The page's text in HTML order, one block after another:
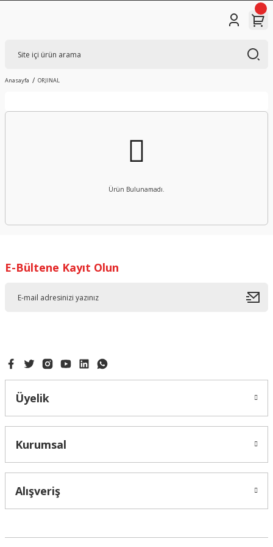
Anasayfa ORJINAL
Ürün Bulunamadı.
E-Bültene Kayıt Olun
Üyelik
Kurumsal
Alışveriş